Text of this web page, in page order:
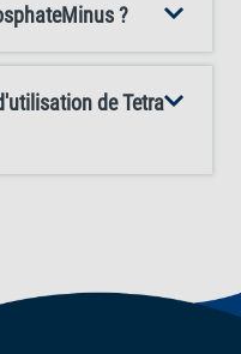
?
de Tetra